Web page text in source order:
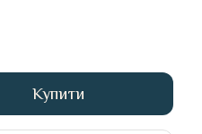
Купити